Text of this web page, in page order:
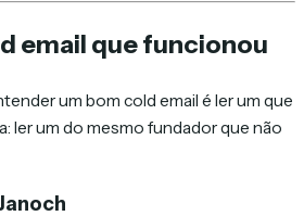
email que funcionou
um bom cold email é ler um que
ler um do mesmo fundador que não